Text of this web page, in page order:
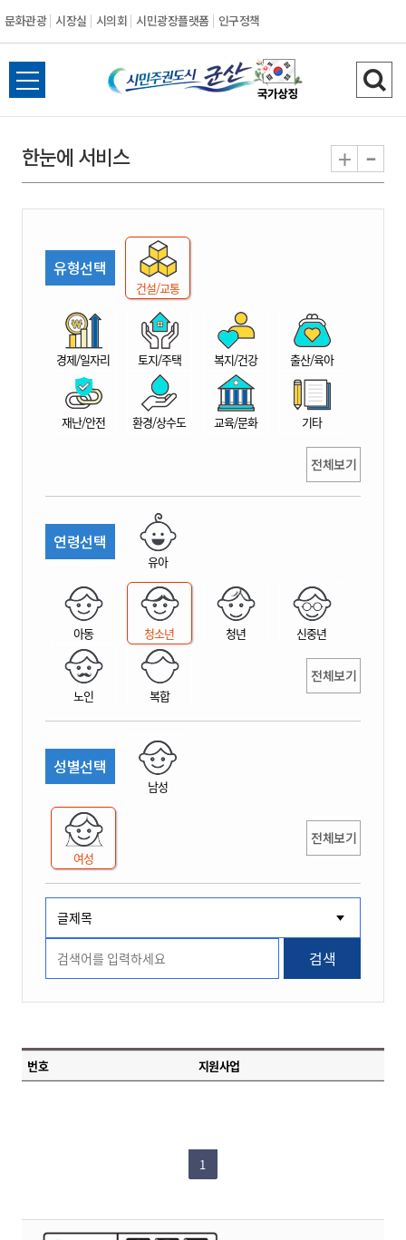
문화관광 시장실 시의회 시민광장플랫폼 인구정책
시
민
권
도
시
산
전
체
뉴
열
검
색
기
한눈에 서비스 + -
유형선택
건설/교통
경제/일자리 토지/주택 복지/건강 출산/육아
재난/안전 환경/상수도 교육/문화 기타
전체보기
연령선택
유아
아동 청소년 청년 신중년
노인 복합
전체보기
성별선택
남성
여성
전체보기
검색
번호 지원사업
1